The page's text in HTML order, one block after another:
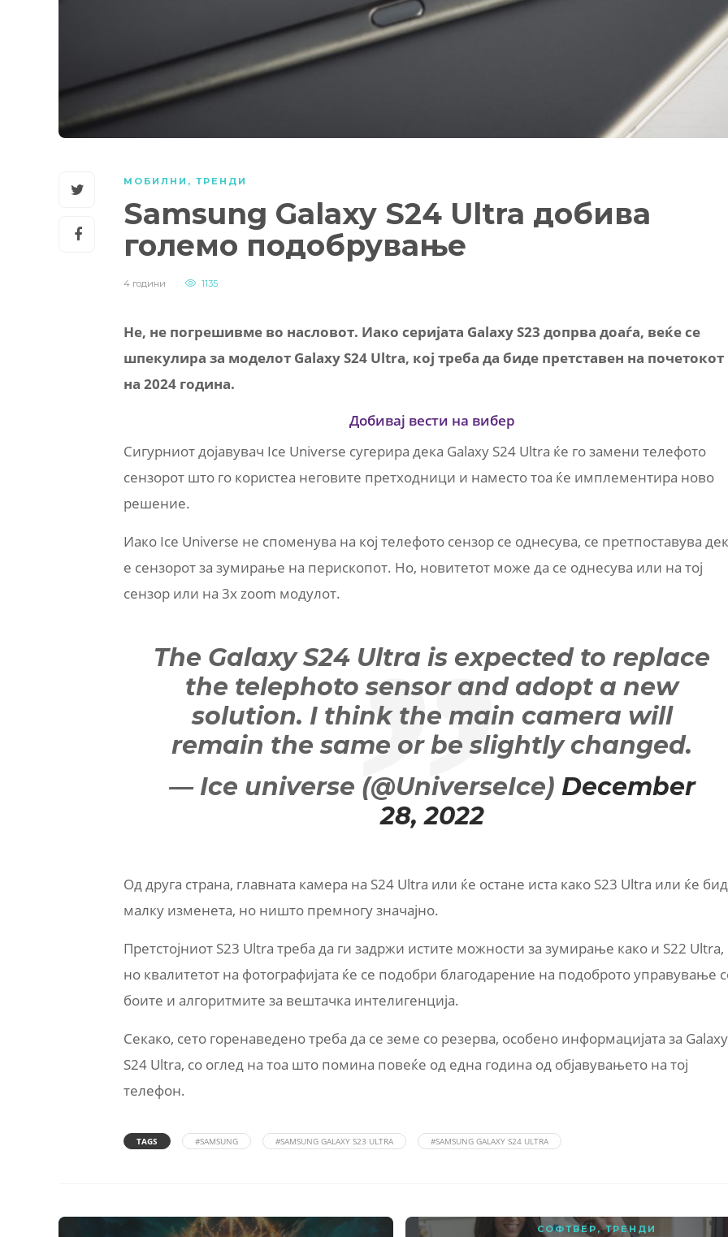
МОБИЛНИ , ТРЕНДИ
Samsung Galaxy S24 Ultra добива
големо подобрување
4 години 1135
Не, не погрешивме во насловот. Иако серијата Galaxy S23 допрва доаѓа, веќе се
шпекулира за моделот Galaxy S24 Ultra, кој треба да биде претставен на почетокот
на 2024 година.
Добивај вести на вибер
Сигурниот дојавувач Ice Universe сугерира дека Galaxy S24 Ultra ќе го замени телефото
сензорот што го користеа неговите претходници и наместо тоа ќе имплементира ново
решение.
Иако Ice Universe не споменува на кој телефото сензор се однесува, се претпоставува
е сензорот за зумирање на перископот. Но, новитетот може да се однесува или на тој
сензор или на 3x zoom модулот.
The Galaxy S24 Ultra is expected to replace
the telephoto sensor and adopt a new
solution. I think the main camera will
remain the same or be slightly changed.
— Ice universe (@UniverseIce) December
28, 2022
Од друга страна, главната камера на S24 Ultra или ќе остане иста како S23 Ultra или ќе
малку изменета, но ништо премногу значајно.
Претстојниот S23 Ultra треба да ги задржи истите можности за зумирање како и S22 Ultra,
но квалитетот на фотографијата ќе се подобри благодарение на подоброто управување
боите и алгоритмите за вештачка интелигенција.
Секако, сето горенаведено треба да се земе со резерва, особено информацијата за Galaxy
S24 Ultra, со оглед на тоа што помина повеќе од една година од објавувањето на тој
телефон.
TAGS #SAMSUNG #SAMSUNG GALAXY S23 ULTRA #SAMSUNG GALAXY S24 ULTRA
СОФТВЕР ,ТРЕНДИ